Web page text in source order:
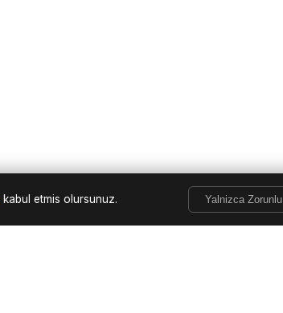
kabul etmis olursunuz. Yalnizca Zorunlu